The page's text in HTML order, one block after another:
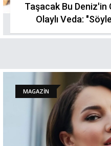
Taşacak Bu Deniz'in
Olaylı Veda:
MAGAZİN